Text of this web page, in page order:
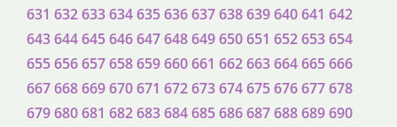
631 632633634635636637638639640641 642
643644645646647648649650651 652653654
655656657658659660661 662663664665666
667668669670671 672673674675676677678
679680681 682683684685686687688689690